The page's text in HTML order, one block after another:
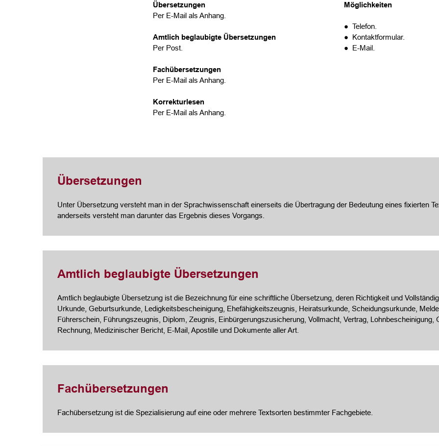
Übersetzungen
Per E-Mail als Anhang.
Amtlich beglaubigte Übersetzungen
Per Post.
Fachübersetzungen
Per E-Mail als Anhang.
Korrekturlesen
Per E-Mail als Anhang.
Möglichkeiten
● Telefon.
● Kontaktformular.
● E-Mail.
Übersetzungen
Unter Übersetzung versteht man in der Sprachwissenschaft einerseits die Übertragung der Bedeutung eines fixierten
anderseits versteht man darunter das Ergebnis dieses Vorgangs.
Amtlich beglaubigte Übersetzungen
Amtlich beglaubigte Übersetzung ist die Bezeichnung für eine schriftliche Übersetzung, deren Richtigkeit und
Urkunde, Geburtsurkunde, Ledigkeitsbescheinigung, Ehefähigkeitszeugnis, Heiratsurkunde, Scheidungsurkunde,
Führerschein, Führungszeugnis, Diplom, Zeugnis, Einbürgerungszusicherung, Vollmacht, Vertrag, Lohnbescheinigung,
Rechnung, Medizinischer Bericht, E-Mail, Apostille und Dokumente aller Art.
Fachübersetzungen
Fachübersetzung ist die Spezialisierung auf eine oder mehrere Textsorten bestimmter Fachgebiete.